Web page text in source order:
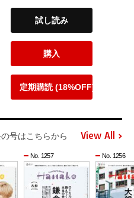
試し読み
購入
定期購読 (18%OFF)
号はこちらから View All
No. 1257 No. 1256